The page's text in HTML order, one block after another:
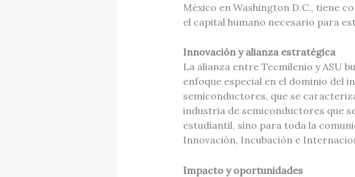
México en Washington D.C., tiene
el capital humano necesario para
Innovación y alianza estratégica
La alianza entre Tecmilenio y ASU
enfoque especial en el dominio del
semiconductores, que se
industria de semiconductores que
estudiantil, sino para toda la
Innovación, Incubación e
Impacto y oportunidades